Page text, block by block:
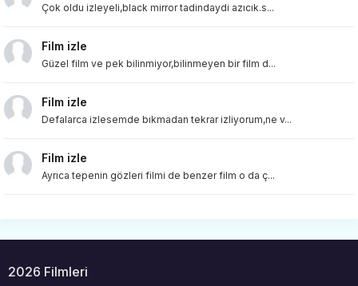
Çok oldu izleyeli,black mirror tadindaydi azıcık.s...
Film izle
Güzel film ve pek bilinmiyor,bilinmeyen bir film d...
Film izle
Defalarca izlesemde bıkmadan tekrar izliyorum,ne v...
Film izle
Ayrıca tepenin gözleri filmi de benzer film o da ç...
2026 Filmleri